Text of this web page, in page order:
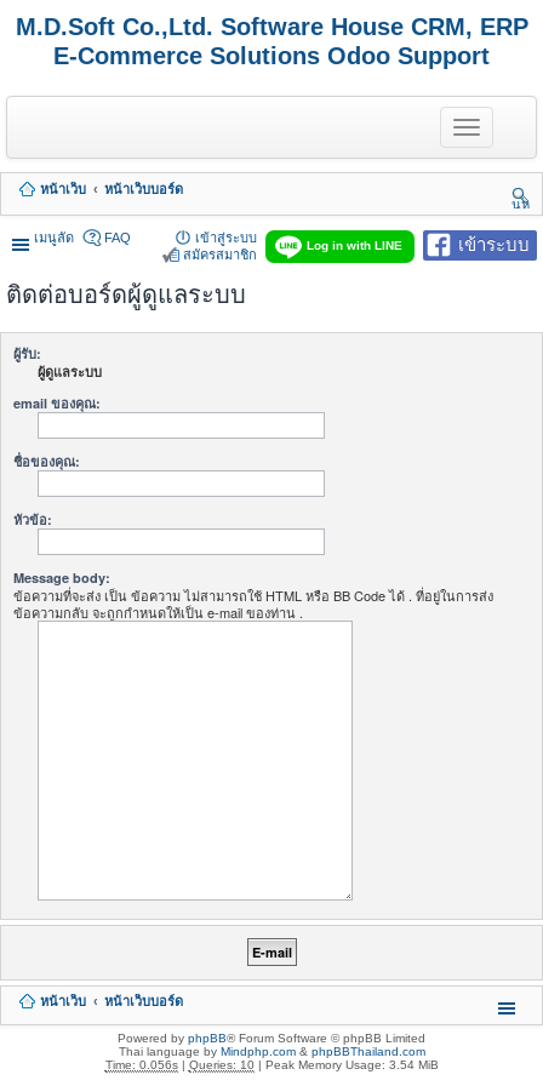
M.D.Soft Co.,Ltd. Software House CRM, ERP
E-Commerce Solutions Odoo Support
T
o
g
e
n
a
หน้าเว็บ
หน้าเว็บบอร์ด
นห
า
เมนูลัด
เข้าระบบ
Log in with LINE
FAQ
เข้าสู่ระบบ
สมัครสมาชิก
ติดต่อบอร์ดผู้ดูแลระบบ
ผู้รับ:
ผู้ดูแลระบบ
email ของคุณ:
ชื่อของคุณ:
หัวข้อ:
Message body:
ข้อความที่จะส่ง เป็น ข้อความ ไม่สามารถใช้ HTML หรือ BB Code ได้ . ที่อยู่ในการส่ง
ข้อความกลับ จะถูกกำหนดให้เป็น e-mail ของท่าน .
หน้าเว็บ หน้าเว็บบอร์ด
Powered by phpBB® Forum Software © phpBB Limited
Thai language by Mindphp.com& phpBBThailand.com
Time: 0.056s| Queries: 10| Peak Memory Usage: 3.54 MiB